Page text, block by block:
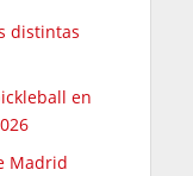
distintas
en
Madrid